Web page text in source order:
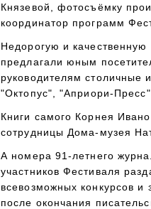
Князевой, фотосъёмку
координатор программ
Недорогую и
предлагали юным
руководителям столичные
"Октопус", "Априори-
Книги самого Корнея
сотрудницы Дома-музея
А номера 91-летнего
участников Фестиваля
всевозможных конкурсов
после окончания